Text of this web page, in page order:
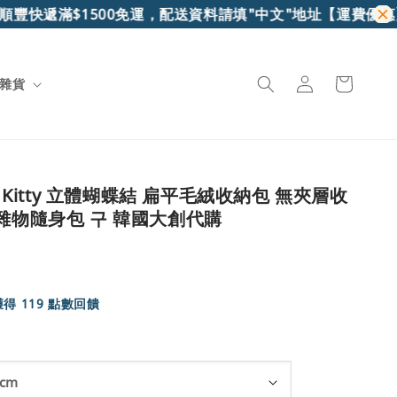
快遞滿$1500免運，配送資料請填"中文"地址【運費優惠
貨
立體蝴蝶結 扁平毛絨收納包 無夾層收
物隨身包 구 韓國大創代購
得 119 點數回饋